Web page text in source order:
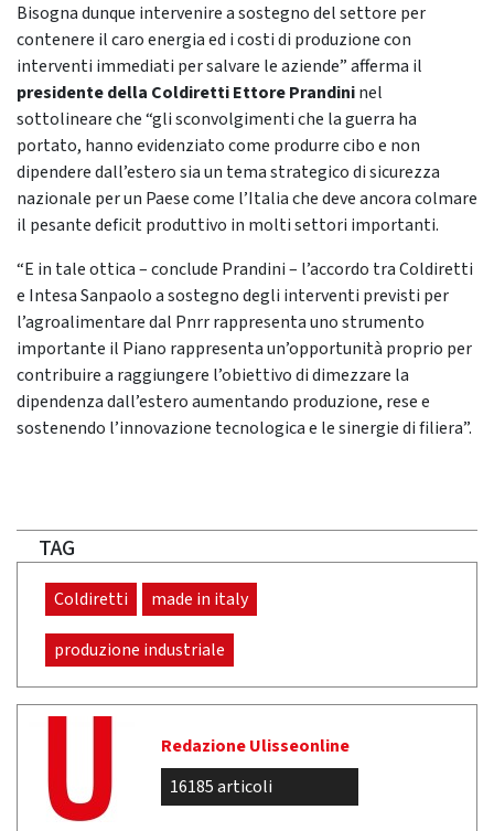
Bisogna dunque intervenire a sostegno del settore per
contenere il caro energia ed i costi di produzione con
interventi immediati per salvare le aziende” afferma il
presidente della Coldiretti Ettore Prandininel
sottolineare che “gli sconvolgimenti che la guerra ha
portato, hanno evidenziato come produrre cibo e non
dipendere dall’estero sia un tema strategico di sicurezza
nazionale per un Paese come l’Italia che deve ancora colmare
il pesante deficit produttivo in molti settori importanti.
“E in tale ottica – conclude Prandini – l’accordo tra Coldiretti
e Intesa Sanpaolo a sostegno degli interventi previsti per
l’agroalimentare dal Pnrr rappresenta uno strumento
importante il Piano rappresenta un’opportunità proprio per
contribuire a raggiungere l’obiettivo di dimezzare la
dipendenza dall’estero aumentando produzione, rese e
sostenendo l’innovazione tecnologica e le sinergie di filiera”.
TAG
Coldiretti made in italy
produzione industriale
Redazione Ulisseonline
16185 articoli